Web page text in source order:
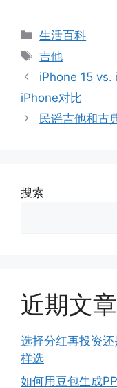
分
类
生活百科
标
签
吉他
iPhone 15 vs.
iPhone对比
民谣吉他和古
搜索
近期文章
选择分红再投资
样选
如何用豆包生成